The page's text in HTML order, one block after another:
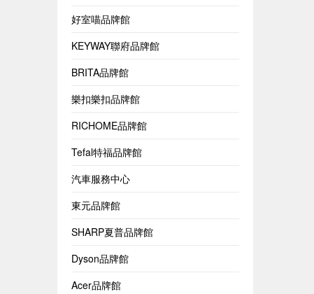
好室喵品牌館
KEYWAY聯府品牌館
BRITA品牌館
樂扣樂扣品牌館
RICHOME品牌館
Tefal特福品牌館
汽車服務中心
東元品牌館
SHARP夏普品牌館
Dyson品牌館
Acer品牌館